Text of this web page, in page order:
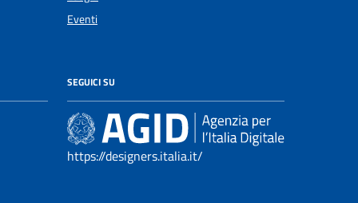
Eventi
SEGUICI SU
https://designers.italia.it/